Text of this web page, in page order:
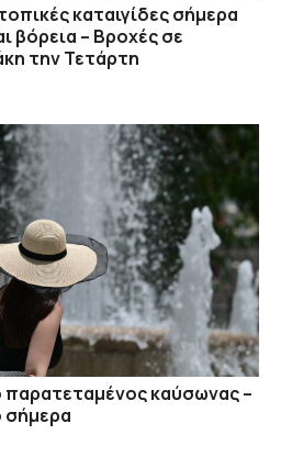
καταιγίδες σήμερα
βόρεια – Βροχές σε
την Τετάρτη
καύσωνας –
σήμερα